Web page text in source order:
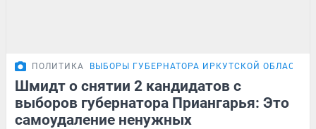
ПОЛИТИКА ВЫБОРЫ ГУБЕРНАТОРА ИРКУТСКОЙ ОБЛАСТИ
Шмидт о снятии 2 кандидатов с
выборов губернатора Приангарья: Это
самоудаление ненужных